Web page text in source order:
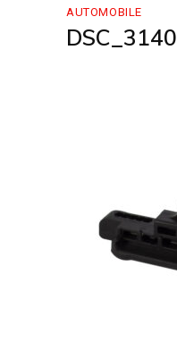
AUTOMOBILE
DSC_3140